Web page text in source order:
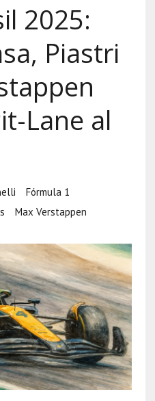
2025:
Piastri
Lane al
Fórmula 1
Max Verstappen